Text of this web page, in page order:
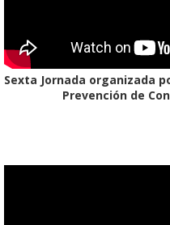
Sexta Jornada organizada
Prevención de